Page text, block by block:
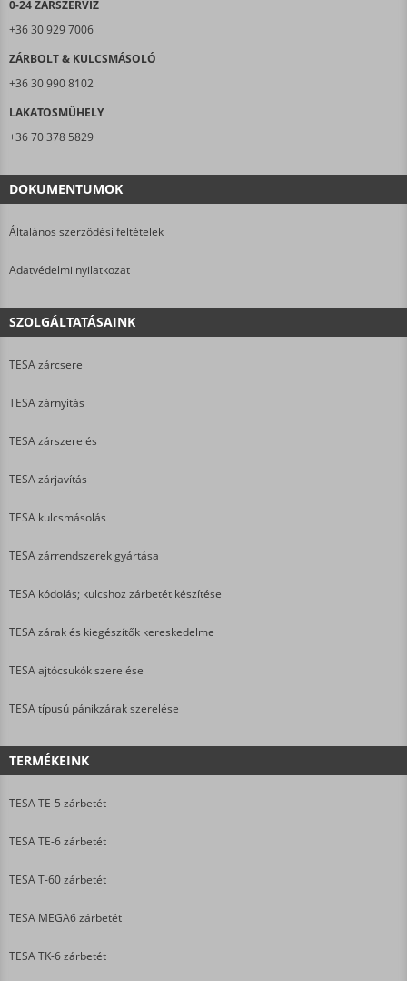
0-24 ZÁRSZERVIZ
+36 30 929 7006
ZÁRBOLT & KULCSMÁSOLÓ
+36 30 990 8102
LAKATOSMŰHELY
+36 70 378 5829
DOKUMENTUMOK
Általános szerződési feltételek
Adatvédelmi nyilatkozat
SZOLGÁLTATÁSAINK
TESA zárcsere
TESA zárnyitás
TESA zárszerelés
TESA zárjavítás
TESA kulcsmásolás
TESA zárrendszerek gyártása
TESA kódolás; kulcshoz zárbetét készítése
TESA zárak és kiegészítők kereskedelme
TESA ajtócsukók szerelése
TESA típusú pánikzárak szerelése
TERMÉKEINK
TESA TE-5 zárbetét
TESA TE-6 zárbetét
TESA T-60 zárbetét
TESA MEGA6 zárbetét
TESA TK-6 zárbetét